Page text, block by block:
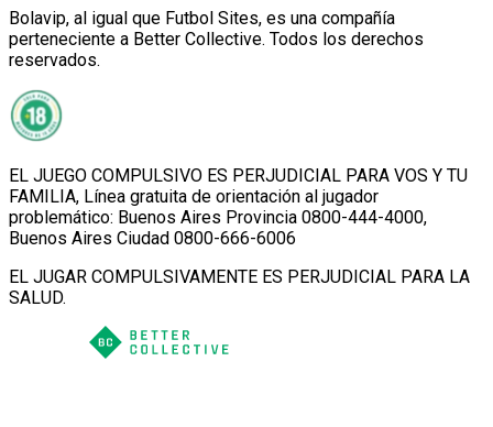
Bolavip, al igual que Futbol Sites, es una compañía
perteneciente a Better Collective. Todos los derechos
reservados.
EL JUEGO COMPULSIVO ES PERJUDICIAL PARA VOS Y TU
FAMILIA, Línea gratuita de orientación al jugador
problemático: Buenos Aires Provincia 0800-444-4000,
Buenos Aires Ciudad 0800-666-6006
EL JUGAR COMPULSIVAMENTE ES PERJUDICIAL PARA LA
SALUD.